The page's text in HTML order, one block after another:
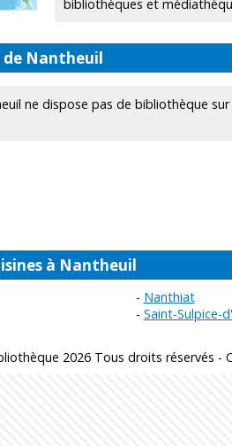
bibliothèques et
de Nantheuil
ne dispose pas de bibliothèque sur
à Nantheuil
Nanthiat
Saint-Sulpice-
2026 Tous droits réservés -